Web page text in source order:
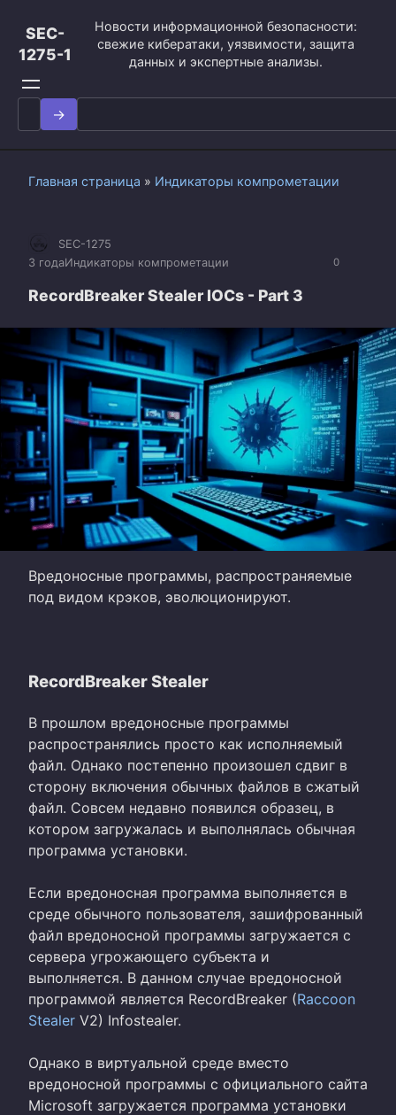
контенту
SEC-
1275-1
Новости информационной безопасности:
свежие кибератаки, уязвимости, защита
данных и экспертные анализы.
Search
for:
Главная страница » Индикаторы компрометации
0
SEC-1275
3 годаИндикаторы компрометации
RecordBreaker Stealer IOCs - Part 3
Вредоносные программы, распространяемые
под видом крэков, эволюционируют.
RecordBreaker Stealer
В прошлом вредоносные программы
распространялись просто как исполняемый
файл. Однако постепенно произошел сдвиг в
сторону включения обычных файлов в сжатый
файл. Совсем недавно появился образец, в
котором загружалась и выполнялась обычная
программа установки.
Если вредоносная программа выполняется в
среде обычного пользователя, зашифрованный
файл вредоносной программы загружается с
сервера угрожающего субъекта и
выполняется. В данном случае вредоносной
программой является RecordBreaker (Raccoon
Stealer V2) Infostealer.
Однако в виртуальной среде вместо
вредоносной программы с официального сайта
Microsoft загружается программа установки